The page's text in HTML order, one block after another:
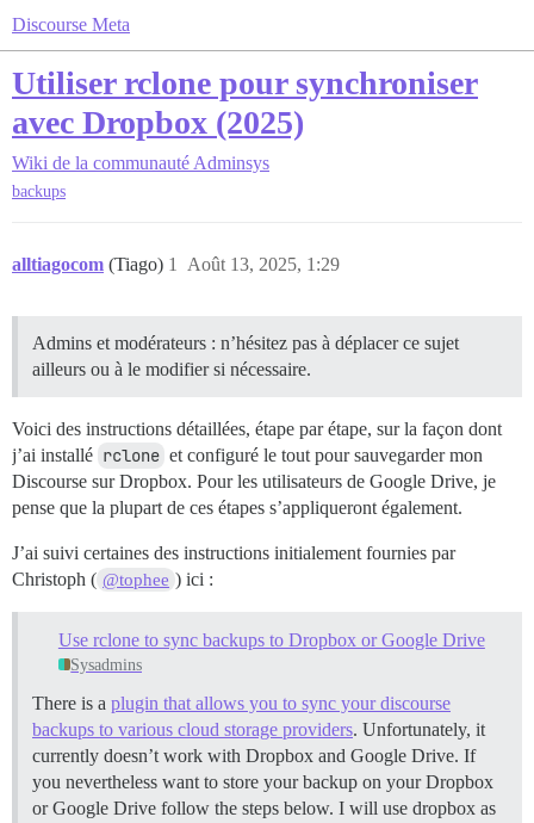
Discourse Meta
Utiliser rclone pour synchroniser
avec Dropbox (2025)
Wiki de la communauté Adminsys
backups
alltiagocom (Tiago) Août 13, 2025, 1:29
1
Admins et modérateurs : n’hésitez pas à déplacer ce sujet
ailleurs ou à le modifier si nécessaire.
Voici des instructions détaillées, étape par étape, sur la façon dont
j’ai installé rclone et configuré le tout pour sauvegarder mon
Discourse sur Dropbox. Pour les utilisateurs de Google Drive, je
pense que la plupart de ces étapes s’appliqueront également.
J’ai suivi certaines des instructions initialement fournies par
Christoph ( @tophee ) ici :
Use rclone to sync backups to Dropbox or Google Drive
Sysadmins
There is a plugin that allows you to sync your discourse
backups to various cloud storage providers. Unfortunately, it
currently doesn’t work with Dropbox and Google Drive. If
you nevertheless want to store your backup on your Dropbox
or Google Drive follow the steps below. I will use dropbox as